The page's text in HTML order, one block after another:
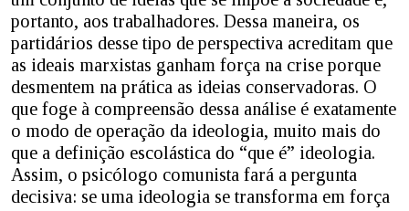
portanto, aos trabalhadores. Dessa maneira, os
partidários desse tipo de perspectiva acreditam que
as ideais marxistas ganham força na crise porque
desmentem na prática as ideias conservadoras. O
que foge à compreensão dessa análise é exatamente
o modo de operação da ideologia, muito mais do
que a definição escolástica do “que é” ideologia.
Assim, o psicólogo comunista fará a pergunta
decisiva: se uma ideologia se transforma em força